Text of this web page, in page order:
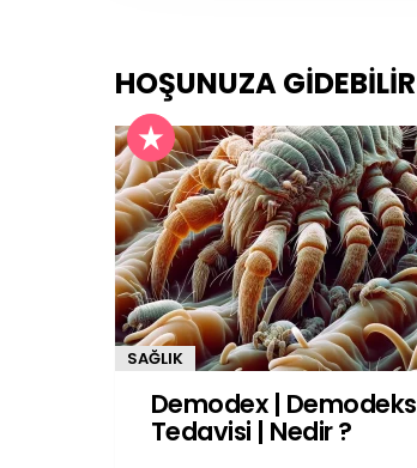
HOŞUNUZA GIDEBILIR
SAĞLIK
Demodex | Demodeks
Tedavisi | Nedir ?